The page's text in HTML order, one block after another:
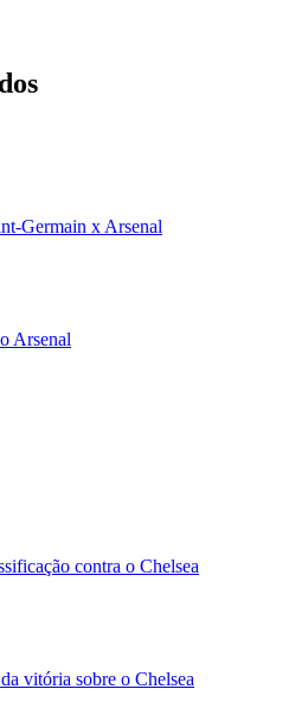
Germain x Arsenal
Arsenal
contra o Chelsea
vitória sobre o Chelsea